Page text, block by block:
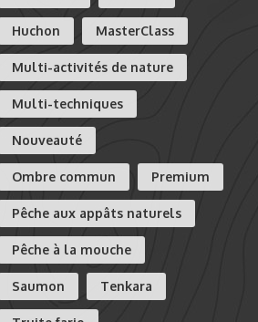
Huchon MasterClass
Multi-activités de nature
Multi-techniques
Nouveauté
Ombre commun Premium
Pêche aux appâts naturels
Pêche à la mouche
Saumon Tenkara